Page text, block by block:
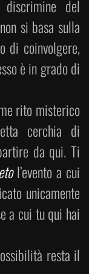
del
si basa sulla
di coinvolgere,
è in grado di
rito misterico
cerchia di
da qui. Ti
l’evento a cui
unicamente
a cui tu qui hai
resta il